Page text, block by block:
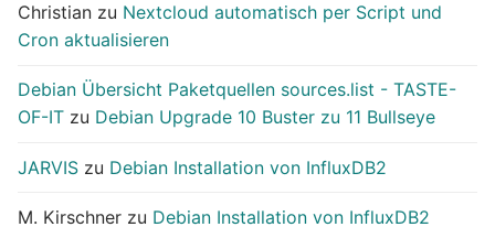
Christian zu Nextcloud automatisch per Script und
Cron aktualisieren
Debian Übersicht Paketquellen sources.list - TASTE-
OF-IT zu Debian Upgrade 10 Buster zu 11 Bullseye
JARVIS zu Debian Installation von InfluxDB2
M. Kirschner zu Debian Installation von InfluxDB2